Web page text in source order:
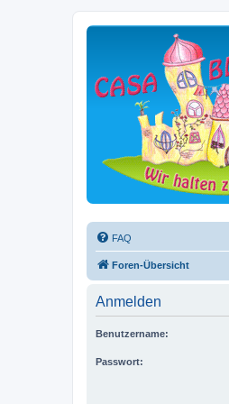
FAQ
Foren-Übersicht
Anmelden
Benutzername:
Passwort: